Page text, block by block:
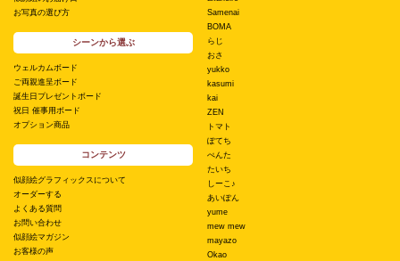
お写真の選び方
シーンから選ぶ
ウェルカムボード
ご両親進呈ボード
誕生日プレゼントボード
祝日 催事用ボード
オプション商品
コンテンツ
似顔絵グラフィックスについて
オーダーする
よくある質問
お問い合わせ
似顔絵マガジン
お客様の声
Samenai
BOMA
らじ
おさ
yukko
kasumi
kai
ZEN
トマト
ぽてち
ぺんた
たいち
しーこ♪
あいぽん
yume
mew mew
mayazo
Okao